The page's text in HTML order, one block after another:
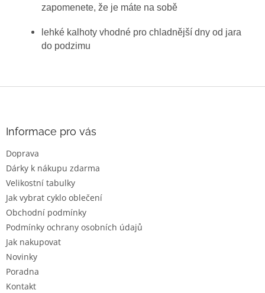
zapomenete, že je máte na sobě
lehké kalhoty vhodné pro chladnější dny od jara
do podzimu
Informace pro vás
Doprava
Dárky k nákupu zdarma
Velikostní tabulky
Jak vybrat cyklo oblečení
Obchodní podmínky
Podmínky ochrany osobních údajů
Jak nakupovat
Novinky
Poradna
Kontakt